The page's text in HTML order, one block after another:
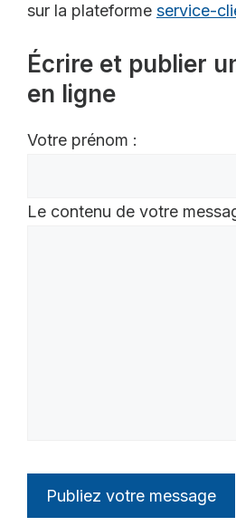
sur la plateforme service-
Écrire et publier
en ligne
Votre prénom :
Le contenu de votre